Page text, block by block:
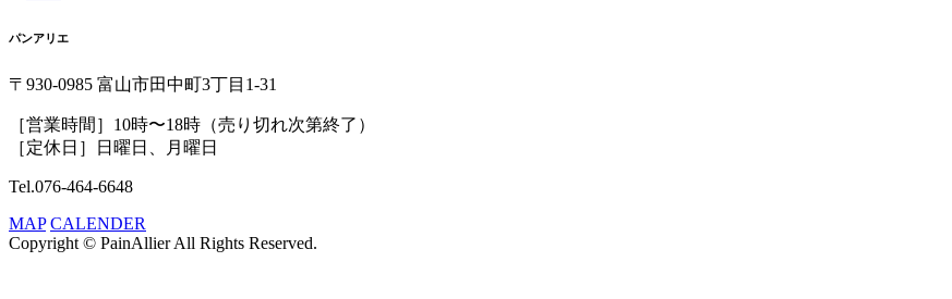
パンアリエ
〒930-0985 富山市田中町3丁目1-31
［営業時間］10時〜18時（売り切れ次第終了）
［定休日］日曜日、月曜日
Tel.076-464-6648
MAP CALENDER
Copyright © PainAllier All Rights Reserved.